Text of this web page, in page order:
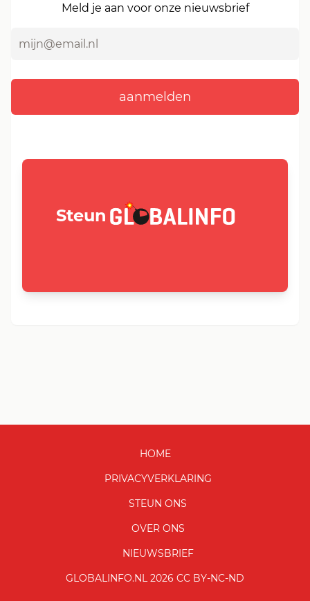
Meld je aan voor onze nieuwsbrief
Steun GLOBALINFO.nl
HOME
PRIVACYVERKLARING
STEUN ONS
OVER ONS
NIEUWSBRIEF
GLOBALINFO.NL 2026 CC BY-NC-ND